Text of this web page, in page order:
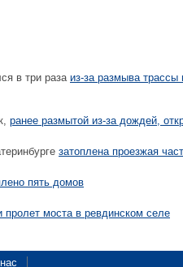
в три раза из-за размыва
ранее размытой из-за дождей,
затоплена проезжая
пять домов
моста в ревдинском селе